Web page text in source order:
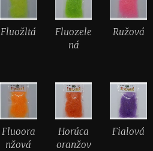
Fluožltá
Fluozele
ná
Ružová
Fluoora
nžová
Horúca
oranžov
Fialová